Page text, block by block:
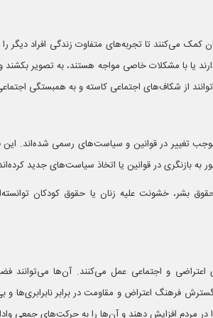
می‌کنند تا تجربه‌های متفاوت زندگی افراد دیگر
یا با مشکلات خاصی مواجه هستند، به تصویر
از شکاف‌های اجتماعی کاسته و به همبستگی
تغییر در قوانین و سیاست‌های رسمی شده‌اند. این
به بازنگری در قوانین یا اتخاذ سیاست‌های جدید
بشر، خشونت علیه زنان یا حقوق کودکان
و اجتماعی عمل می‌کنند. آن‌ها می‌توانند
فرهنگ اعتراض و مقاومت در برابر نابرابری‌ها و
مردم افزایش دهند و آن‌ها را به حرکت‌های جمعی